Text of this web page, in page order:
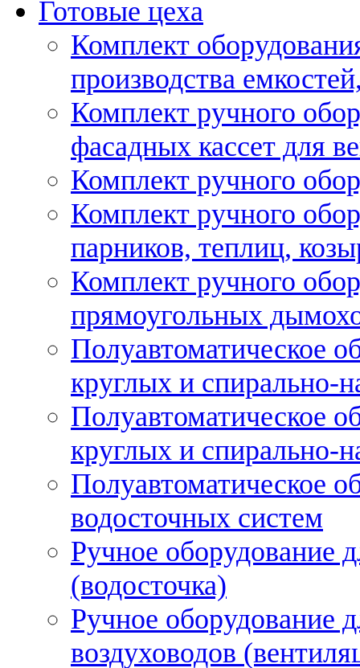
Готовые цеха
Комплект
производства
Комплект ручного
фасадных кассет для
Комплект ручного
Комплект ручного
парников, теплиц,
Комплект ручного
прямоугольных
Полуавтоматическое
круглых и спирально-
Полуавтоматическое
круглых и спирально-
Полуавтоматическое
водосточных систем
Ручное оборудование
(водосточка)
Ручное оборудование
воздуховодов